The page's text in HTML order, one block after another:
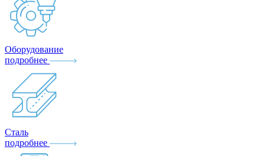
Оборудование
подробнее
Сталь
подробнее